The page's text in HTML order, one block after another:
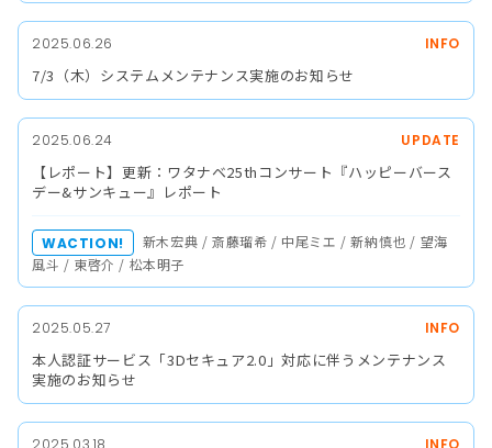
INFO
2025.06.26
7/3（木）システムメンテナンス実施のお知らせ
UPDATE
2025.06.24
【レポート】更新：ワタナベ25thコンサート『ハッピーバース
デー&サンキュー』レポート
WACTION!
新木宏典 / 斎藤瑠希 / 中尾ミエ / 新納慎也 / 望海
風斗 / 東啓介 / 松本明子
INFO
2025.05.27
本人認証サービス「3Dセキュア2.0」対応に伴うメンテナンス
実施のお知らせ
INFO
2025.03.18